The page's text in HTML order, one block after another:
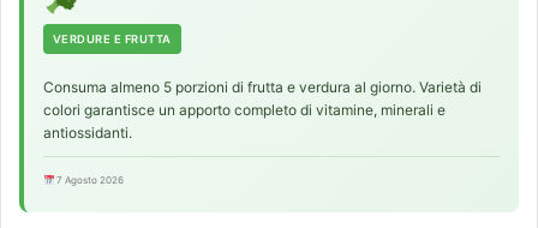
VERDURE E FRUTTA
Consuma almeno 5 porzioni di frutta e verdura al giorno. Varietà di
colori garantisce un apporto completo di vitamine, minerali e
antiossidanti.
7 Agosto 2026